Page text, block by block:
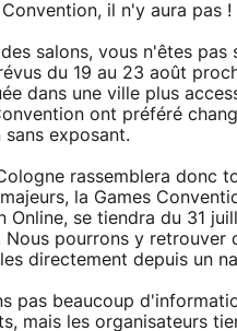
il n'y aura pas !
salons, vous n'êtes
du 19 au 23 août
dans une ville plus
ont préféré
sans exposant.
rassemblera donc
la Games
Online, se tiendra du 31
Nous pourrons y
directement depuis un
pas beaucoup
mais les organisateurs